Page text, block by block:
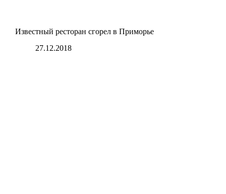
Известный ресторан сгорел в Приморье
27.12.2018